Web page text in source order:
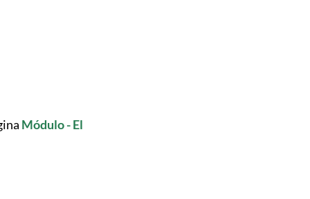
Módulo - El